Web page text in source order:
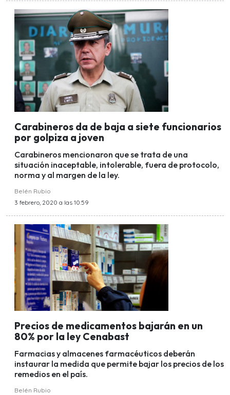
Carabineros da de baja a siete funcionarios
por golpiza a joven
Carabineros mencionaron que se trata de una
situación inaceptable, intolerable, fuera de protocolo,
norma y al margen de la ley.
Belén Rubio
3 febrero, 2020 a las 10:59
Precios de medicamentos bajarán en un
80% por la ley Cenabast
Farmacias y almacenes farmacéuticos deberán
instaurar la medida que permite bajar los precios de los
remedios en el país.
Belén Rubio